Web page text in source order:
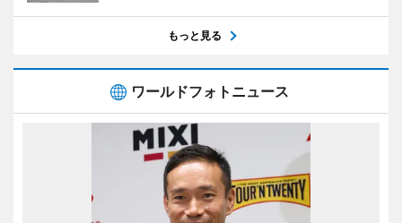
もっと見る
ワールドフォトニュース